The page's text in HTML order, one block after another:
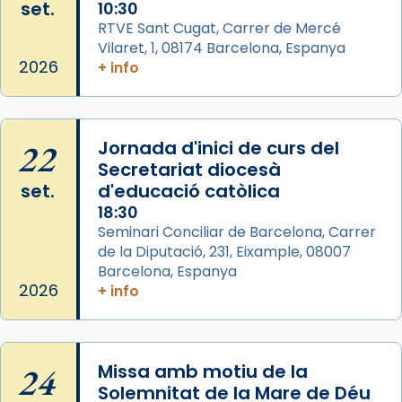
pontifici, amb orquestra i cor, i té una
duració aproximada de tres hores. Després,
processó (recuperada el 1972) al voltant
del temple amb les relíquies de les santes.
Des de 1985 hi participa també un grup de
diablesses amb música i ball propis. Festa
gran a Mataró.
«Si vols saber què és calor, ves per les
Santes a Mataró»🥵.
Photo
View on Facebook · Share
2 weeks ago
seu germà Joan i Pere un dels que
set.
2026
10:30
RTVE Sant Cugat, Carrer de Mercé
Vilaret, 1, 08174 Barcelona, Espanya
+ info
22
set.
2026
Jornada d'inici de curs del
Secretariat diocesà
d'educació catòlica
18:30
Seminari Conciliar de Barcelona, Carrer
de la Diputació, 231, Eixample, 08007
Barcelona, Espanya
+ info
24
Missa amb motiu de la
Solemnitat de la Mare de Déu